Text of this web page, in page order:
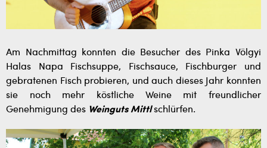
Am Nachmittag konnten die Besucher des Pinka Völgyi
Halas Napa Fischsuppe, Fischsauce, Fischburger und
gebratenen Fisch probieren, und auch dieses Jahr konnten
sie noch mehr köstliche Weine mit freundlicher
Genehmigung des Weinguts Mittlschlürfen.